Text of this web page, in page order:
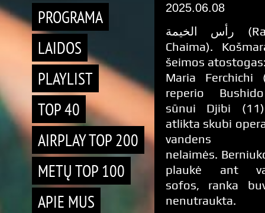
PROGRAMA
LAIDOS
PLAYLIST
TOP 40
AIRPLAY TOP 200
METŲ TOP 100
APIE MUS
2025.06.08
رأس الخيمة (Ra’s al-
Chaima).
šeimos
Maria Ferchichi
reperio
sūnui Djibi
atlikta skubi
vandens
nelaimės.
plaukė ant
sofos, ranka
nenutraukta.